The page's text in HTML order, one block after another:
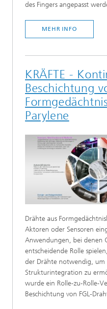
des Fingers angepasst
MEHR INFO
KRÄFTE -
Beschichtung
Parylene
Drähte aus
Aktoren oder Sensoren
Anwendungen, bei denen
entscheidende Rolle
der Drähte notwendig, um
Strukturintegration zu
wurde ein Rolle-zu-Rolle-
Beschichtung von FGL-